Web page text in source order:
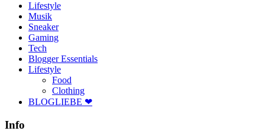
Lifestyle
Musik
Sneaker
Gaming
Tech
Blogger Essentials
Lifestyle
Food
Clothing
BLOGLIEBE ❤
Info